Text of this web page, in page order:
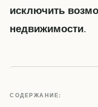
исключить
недвижимости.
СОДЕРЖАНИЕ: